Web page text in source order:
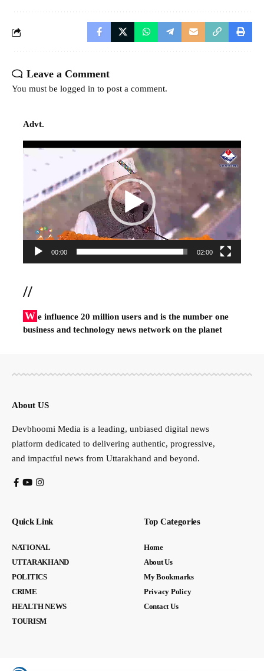
Leave a Comment
You must be logged in to post a comment.
Advt.
Video
00:00 02:00
//
W e influence 20 million users and is the number one
business and technology news network on the planet
About US
Devbhoomi Media is a leading, unbiased digital news
platform dedicated to delivering authentic, progressive,
and impactful news from Uttarakhand and beyond.
Quick Link
NATIONAL
UTTARAKHAND
POLITICS
CRIME
HEALTH NEWS
TOURISM
Top Categories
Home
About Us
My Bookmarks
Privacy Policy
Contact Us